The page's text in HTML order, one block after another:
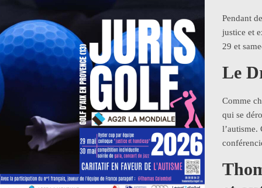
Pendant
justice et
29 et
Le
Comme
qui se
l’autisme.